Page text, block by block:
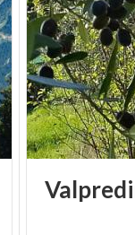
Colma di
horas) y, ya en
especialidades!